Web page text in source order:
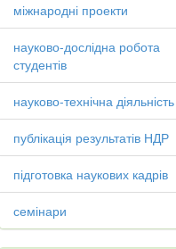
міжнародні проекти
науково-дослідна робота
студентів
науково-технічна діяльність
публікація результатів НДР
підготовка наукових кадрів
семінари